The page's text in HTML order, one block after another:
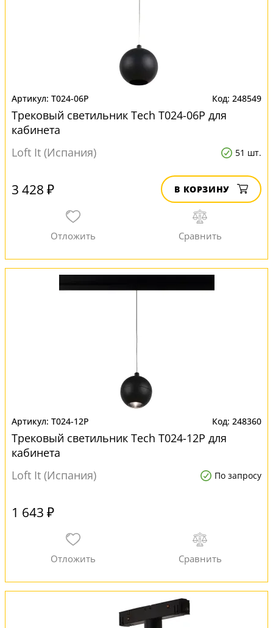
T024-06P 248549
Трековый светильник Tech T024-06P для
кабинета
Loft It (Испания)
51 шт.
3 428 ₽ В КОРЗИНУ
T024-12P 248360
Трековый светильник Tech T024-12P для
кабинета
Loft It (Испания)
По запросу
1 643 ₽